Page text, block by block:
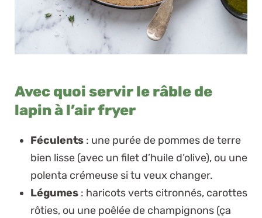
Avec quoi servir le râble de
lapin à l’air fryer
Féculents : une purée de pommes de terre
bien lisse (avec un filet d’huile d’olive), ou une
polenta crémeuse si tu veux changer.
Légumes : haricots verts citronnés, carottes
rôties, ou une poêlée de champignons (ça